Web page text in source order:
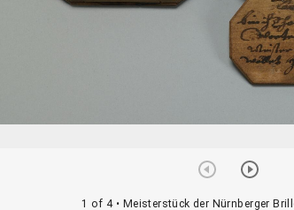
1 of 4• Meisterstück der Nürnberger